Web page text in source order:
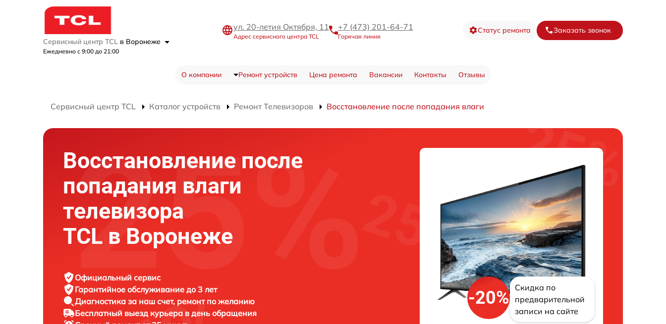
Сервисный центр TCL в Воронеже
Ежедневно с 9:00 до 21:00
ул. 20-летия Октября, 11
Адрес сервисного центра TCL
+7 (473) 201-64-71
Горячая линия
Статус ремонта Заказать звонок
О компании Ремонт устройств Цена ремонта Вакансии Контакты Отзывы
Сервисный центр TCL Каталог устройств Ремонт Телевизоров Восстановление после попадания влаги
Восстановление после
попадания влаги
телевизора
TCL в Воронеже
Официальный сервис
Гарантийное обслуживание до 3 лет
Диагностика за наш счет, ремонт по желанию
Бесплатный выезд курьера в день обращения
-20%
Скидка по
предварительной
записи на сайте